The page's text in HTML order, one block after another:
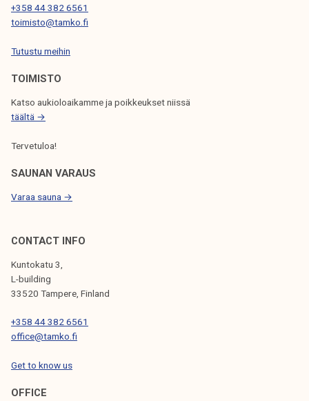
N
E
L
A
U
S
+358 44 382 6561
toimisto@tamko.fi
Tutustu meihin
TOIMISTO
Katso aukioloaikamme ja poikkeukset niissä
täältä →
Tervetuloa!
SAUNAN VARAUS
Varaa sauna →
CONTACT INFO
Kuntokatu 3,
L-building
33520 Tampere, Finland
+358 44 382 6561
office@tamko.fi
Get to know us
OFFICE